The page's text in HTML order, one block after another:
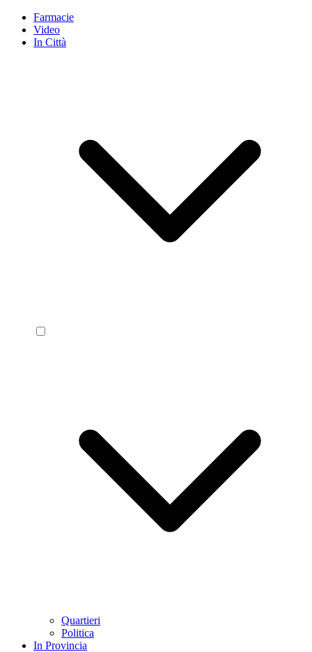
Farmacie
Video
In Città
Quartieri
Politica
In Provincia